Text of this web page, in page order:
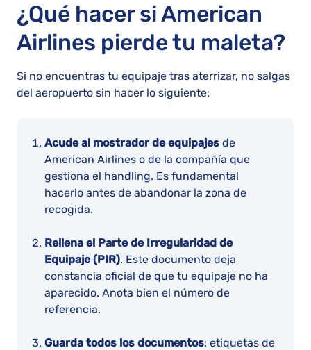
¿Qué hacer si American
Airlines pierde tu maleta?
Si no encuentras tu equipaje tras aterrizar, no salgas
del aeropuerto sin hacer lo siguiente:
Acude al mostrador de equipajes de
American Airlines o de la compañía que
gestiona el handling. Es fundamental
hacerlo antes de abandonar la zona de
recogida.
Rellena el Parte de Irregularidad de
Equipaje (PIR). Este documento deja
constancia oficial de que tu equipaje no ha
aparecido. Anota bien el número de
referencia.
Guarda todos los documentos: etiquetas de